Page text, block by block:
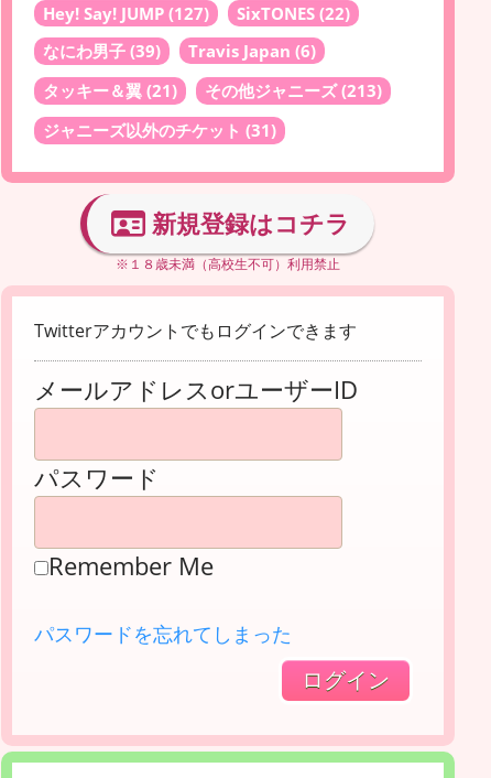
Hey! Say! JUMP (127) SixTONES (22)
なにわ男子 (39) Travis Japan (6)
タッキー＆翼 (21) その他ジャニーズ(213)
ジャニーズ以外のチケット (31)
新規登録はコチラ
※１８歳未満（高校生不可）利用禁止
Twitterアカウントでもログインできます
メールアドレスorユーザーID
パスワード
Remember Me
パスワードを忘れてしまった